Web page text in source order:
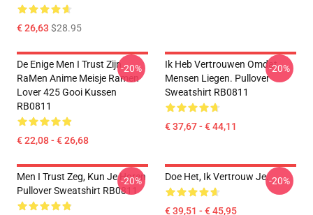
€ 26,63 $28.95
De Enige Men I Trust Zijn
RaMen Anime Meisje Ramen
Lover 425 Gooi Kussen
RB0811
€ 22,08 - € 26,68
-20%
Ik Heb Vertrouwen Omdat
Mensen Liegen. Pullover
Sweatshirt RB0811
€ 37,67 - € 44,11
-20%
Men I Trust Zeg, Kun Je Horen
Pullover Sweatshirt RB0811
-20% Doe Het, Ik Vertrouw Je.
€ 39,51 - € 45,95
-20%